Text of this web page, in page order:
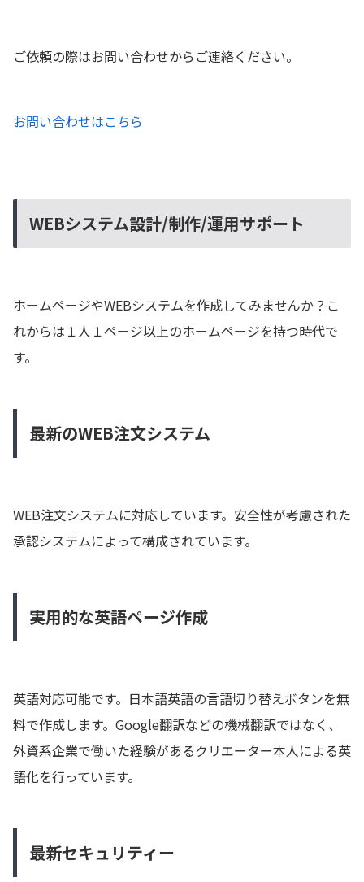
ご依頼の際はお問い合わせからご連絡ください。
お問い合わせはこちら
WEBシステム設計/制作/運用サポート
ホームページやWEBシステムを作成してみませんか？こ
れからは１人１ページ以上のホームページを持つ時代で
す。
最新のWEB注文システム
WEB注文システムに対応しています。安全性が考慮された
承認システムによって構成されています。
実用的な英語ページ作成
英語対応可能です。日本語英語の言語切り替えボタンを無
料で作成します。Google翻訳などの機械翻訳ではなく、
外資系企業で働いた経験があるクリエーター本人による英
語化を行っています。
最新セキュリティー